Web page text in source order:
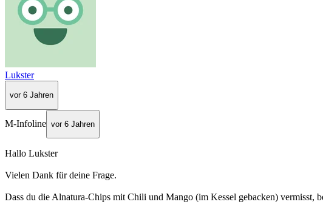
Lukster
vor 6 Jahren
M-Infoline vor 6 Jahren
Hallo Lukster
Vielen Dank für deine Frage.
Dass du die Alnatura-Chips mit Chili und Mango (im Kessel gebacken) vermisst,